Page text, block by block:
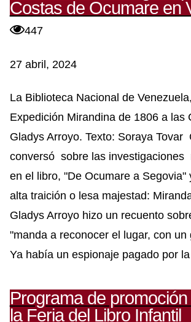
Costas de Ocumare en
447
27 abril, 2024
La Biblioteca Nacional de
Expedición Mirandina de 1806 a
Gladys Arroyo. Texto: Soraya
conversó sobre las investigaciones
en el libro, "De Ocumare a
alta traición o lesa majestad:
Gladys Arroyo hizo un recuento
"manda a reconocer el lugar, con
Ya había un espionaje pagado por
Programa de
la Feria del Libro Infantil